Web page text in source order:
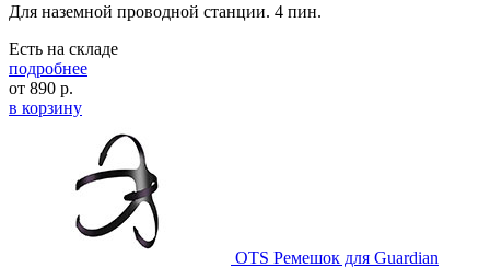
Для наземной проводной станции. 4 пин.
Есть на складе
подробнее
от 890 р.
в корзину
OTS Ремешок для Guardian